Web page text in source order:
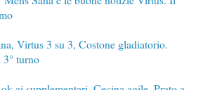
Virtus 3 su 3, Costone gladiatorio.
turno